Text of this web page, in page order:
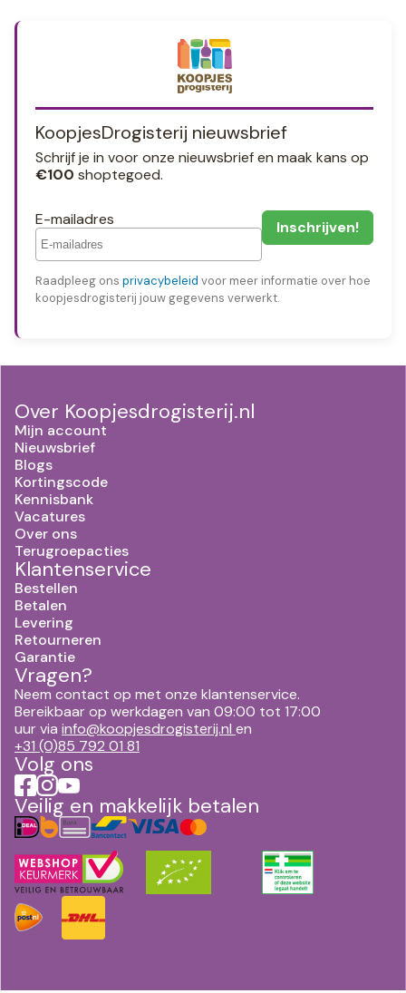
KoopjesDrogisterij nieuwsbrief
Schrijf je in voor onze nieuwsbrief en maak kans op
€100 shoptegoed.
E-mailadres
Raadpleeg ons privacybeleid voor meer informatie over hoe
koopjesdrogisterij jouw gegevens verwerkt.
Over Koopjesdrogisterij.nl
Mijn account
Nieuwsbrief
Blogs
Kortingscode
Kennisbank
Vacatures
Over ons
Terugroepacties
Klantenservice
Bestellen
Betalen
Levering
Retourneren
Garantie
Vragen?
Neem contact op met onze klantenservice.
Bereikbaar op werkdagen van 09:00 tot 17:00
uur via info@koopjesdrogisterij.nl en
+31 (0)85 792 01 81
Volg ons
Veilig en makkelijk betalen